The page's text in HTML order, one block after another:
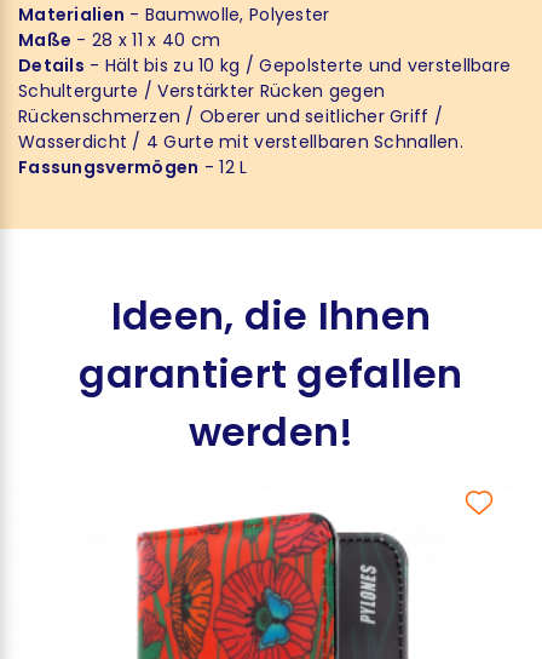
Materialien - Baumwolle, Polyester
Maße - 28 x 11 x 40 cm
Details - Hält bis zu 10 kg / Gepolsterte und verstellbare
Schultergurte / Verstärkter Rücken gegen
Rückenschmerzen / Oberer und seitlicher Griff /
Wasserdicht / 4 Gurte mit verstellbaren Schnallen.
Fassungsvermögen - 12 L
Ideen, die Ihnen
garantiert gefallen
werden!